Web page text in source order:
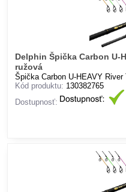
Delphin Špička Carbon U-
ružová
Špička Carbon U-HEAVY
Kód produktu: 130382765
Dostupnosť: